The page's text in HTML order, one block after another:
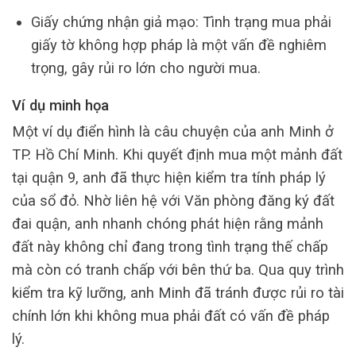
Giấy chứng nhận giả mạo: Tình trạng mua phải
giấy tờ không hợp pháp là một vấn đề nghiêm
trọng, gây rủi ro lớn cho người mua.
Ví dụ minh họa
Một ví dụ điển hình là câu chuyện của anh Minh ở
TP. Hồ Chí Minh. Khi quyết định mua một mảnh đất
tại quận 9, anh đã thực hiện kiểm tra tính pháp lý
của sổ đỏ. Nhờ liên hệ với Văn phòng đăng ký đất
đai quận, anh nhanh chóng phát hiện rằng mảnh
đất này không chỉ đang trong tình trạng thế chấp
mà còn có tranh chấp với bên thứ ba. Qua quy trình
kiểm tra kỹ lưỡng, anh Minh đã tránh được rủi ro tài
chính lớn khi không mua phải đất có vấn đề pháp
lý.